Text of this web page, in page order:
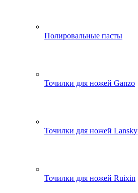
Полировальные пасты
Точилки для ножей Ganzo
Точилки для ножей Lansky
Точилки для ножей Ruixin